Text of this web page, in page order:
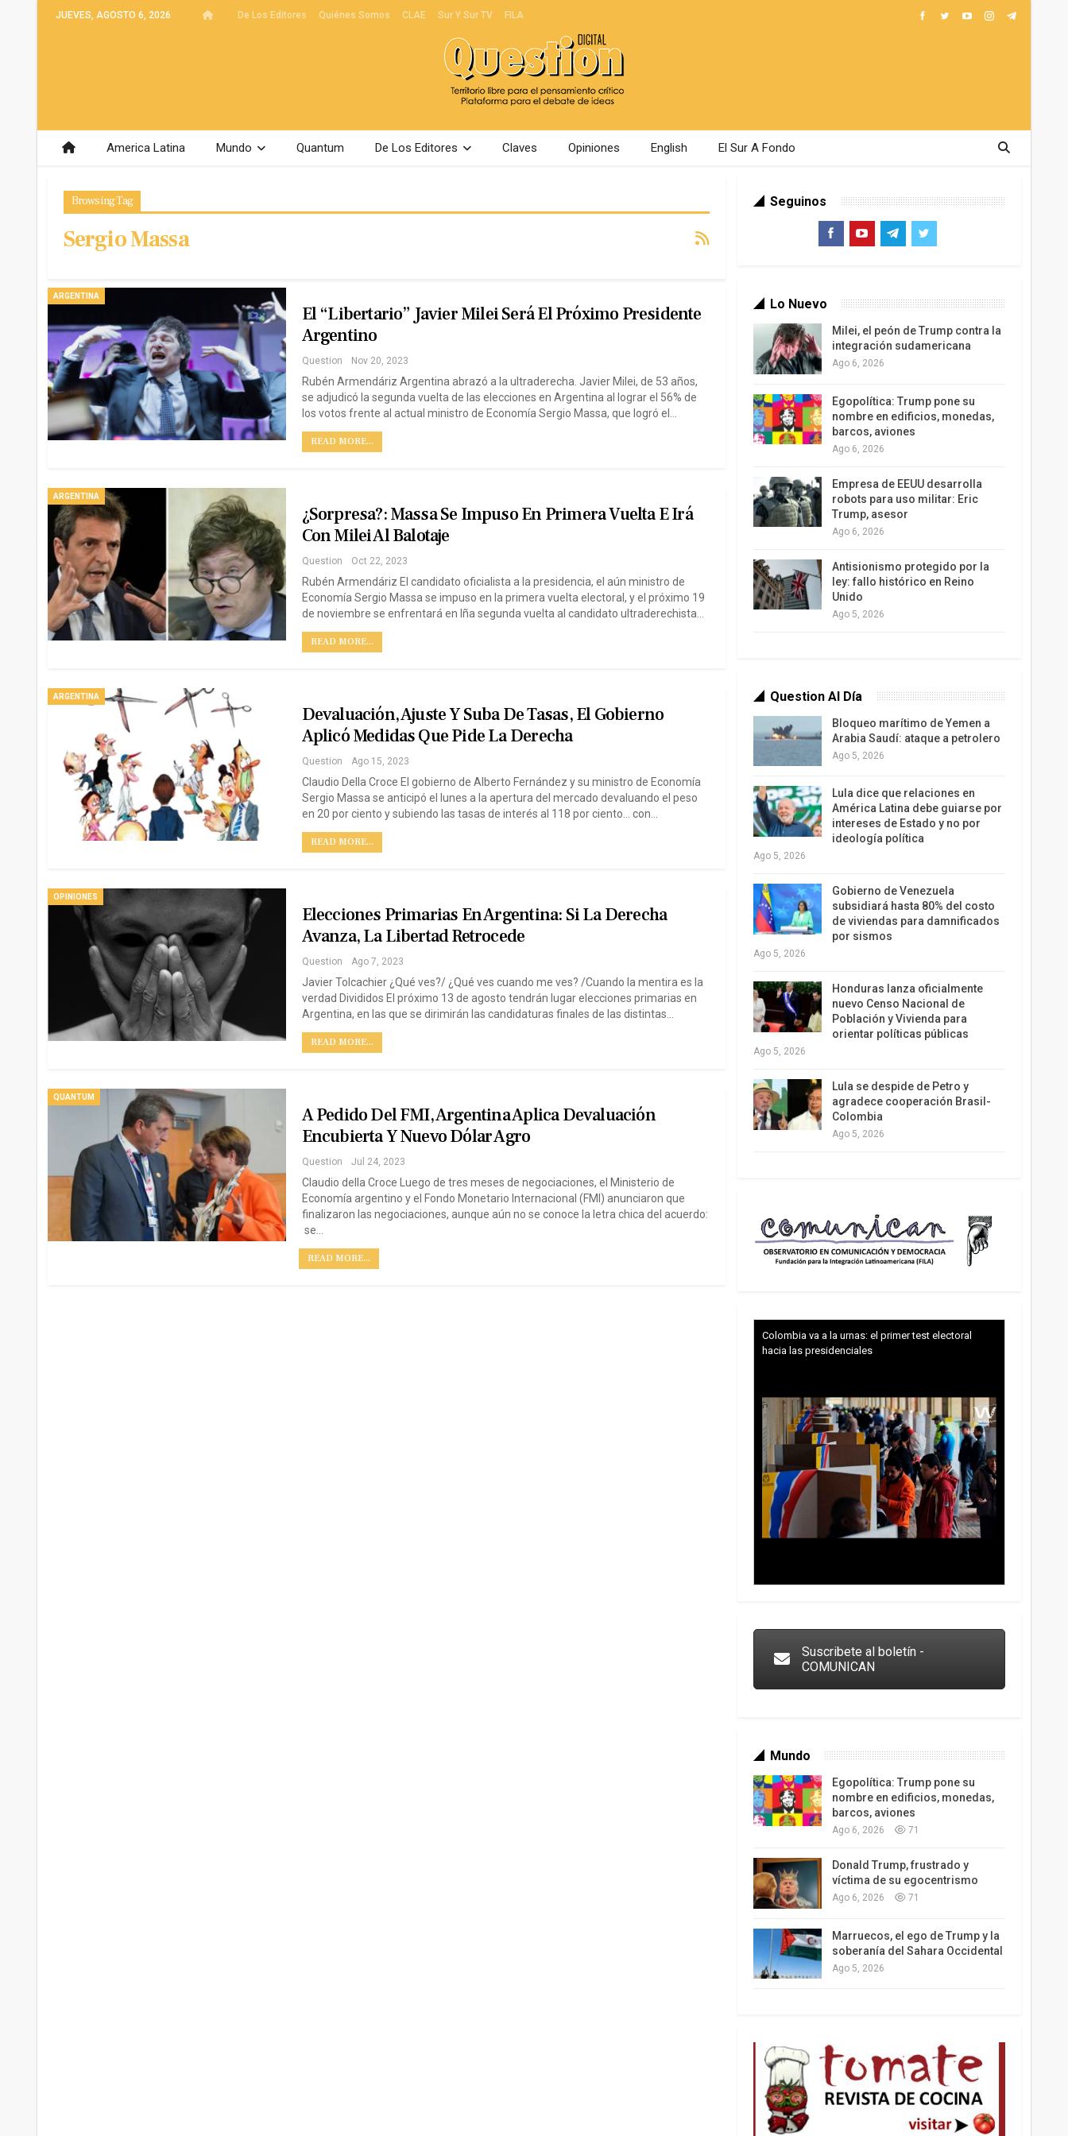
JUEVES, AGOSTO 6, 2026 De Los Editores Quiénes Somos CLAE Sur Y Sur TV FILA
America Latina Mundo Quantum De Los Editores Claves Opiniones English El Sur A Fondo
Browsing Tag
Sergio Massa
ARGENTINA
El “libertario” Javier Milei Será El Próximo Presidente
Argentino
Question Nov 20, 2023
Rubén Armendáriz Argentina abrazó a la ultraderecha. Javier Milei, de 53 años,
se adjudicó la segunda vuelta de las elecciones en Argentina al lograr el 56% de
los votos frente al actual ministro de Economía Sergio Massa, que logró el…
READ MORE...
ARGENTINA
¿Sorpresa?: Massa Se Impuso En Primera Vuelta E Irá
Con Milei Al Balotaje
Question Oct 22, 2023
Rubén Armendáriz El candidato oficialista a la presidencia, el aún ministro de
Economía Sergio Massa se impuso en la primera vuelta electoral, y el próximo 19
de noviembre se enfrentará en lña segunda vuelta al candidato ultraderechista…
READ MORE...
ARGENTINA
Devaluación, Ajuste Y Suba De Tasas, El Gobierno
Aplicó Medidas Que Pide La Derecha
Question Ago 15, 2023
Claudio Della Croce El gobierno de Alberto Fernández y su ministro de Economía
Sergio Massa se anticipó el lunes a la apertura del mercado devaluando el peso
en 20 por ciento y subiendo las tasas de interés al 118 por ciento... con…
READ MORE...
OPINIONES
Elecciones Primarias En Argentina: Si La Derecha
Avanza, La Libertad Retrocede
Question Ago 7, 2023
Javier Tolcachier ¿Qué ves?/ ¿Qué ves cuando me ves? /Cuando la mentira es la
verdad Divididos El próximo 13 de agosto tendrán lugar elecciones primarias en
Argentina, en las que se dirimirán las candidaturas finales de las distintas…
READ MORE...
QUANTUM
A Pedido Del FMI, Argentina Aplica Devaluación
Encubierta Y Nuevo Dólar Agro
Question Jul 24, 2023
Claudio della Croce Luego de tres meses de negociaciones, el Ministerio de
Economía argentino y el Fondo Monetario Internacional (FMI) anunciaron que
finalizaron las negociaciones, aunque aún no se conoce la letra chica del acuerdo:
se…
READ MORE...
Seguinos
Lo Nuevo
Milei, el peón de Trump contra la
integración sudamericana
Ago 6, 2026
Egopolítica: Trump pone su
nombre en edificios, monedas,
barcos, aviones
Ago 6, 2026
Empresa de EEUU desarrolla
robots para uso militar: Eric
Trump, asesor
Ago 6, 2026
Antisionismo protegido por la
ley: fallo histórico en Reino
Unido
Ago 5, 2026
Question Al Día
Bloqueo marítimo de Yemen a
Arabia Saudí: ataque a petrolero
Ago 5, 2026
Lula dice que relaciones en
América Latina debe guiarse por
intereses de Estado y no por
ideología política
Ago 5, 2026
Gobierno de Venezuela
subsidiará hasta 80% del costo
de viviendas para damnificados
por sismos
Ago 5, 2026
Honduras lanza oficialmente
nuevo Censo Nacional de
Población y Vivienda para
orientar políticas públicas
Ago 5, 2026
Lula se despide de Petro y
agradece cooperación Brasil-
Colombia
Ago 5, 2026
Colombia va a la urnas: el primer test electoral
hacia las presidenciales
Suscribete al boletín -
COMUNICAN
Mundo
Egopolítica: Trump pone su
nombre en edificios, monedas,
barcos, aviones
Ago 6, 2026 71
Donald Trump, frustrado y
víctima de su egocentrismo
Ago 6, 2026 71
Marruecos, el ego de Trump y la
soberanía del Sahara Occidental
Ago 5, 2026